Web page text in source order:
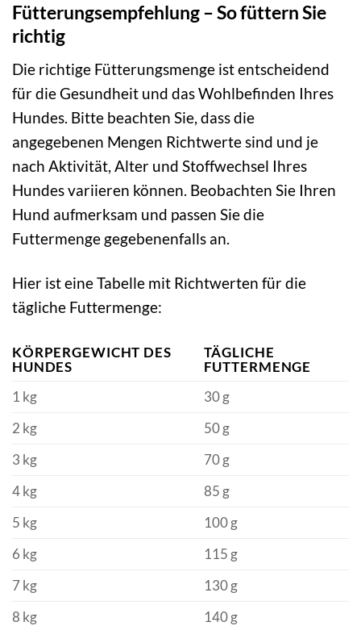
Fütterungsempfehlung – So füttern Sie
richtig
Die richtige Fütterungsmenge ist entscheidend
für die Gesundheit und das Wohlbefinden Ihres
Hundes. Bitte beachten Sie, dass die
angegebenen Mengen Richtwerte sind und je
nach Aktivität, Alter und Stoffwechsel Ihres
Hundes variieren können. Beobachten Sie Ihren
Hund aufmerksam und passen Sie die
Futtermenge gegebenenfalls an.
Hier ist eine Tabelle mit Richtwerten für die
tägliche Futtermenge:
KÖRPERGEWICHT DES
HUNDES
TÄGLICHE
FUTTERMENGE
1 kg
30 g
2 kg
50 g
3 kg
70 g
4 kg
85 g
5 kg
100 g
6 kg
115 g
7 kg
130 g
8 kg
140 g